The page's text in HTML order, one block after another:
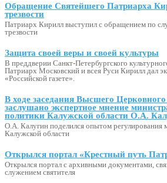
Обращение Святейшего Патриарха
трезвости
Патриарх Кирилл выступил с обращением по
трезвости
Защита своей веры и своей культуры
В преддверии Санкт-Петербургского
Патриарх Московский и всея Руси Кирилл дал
«Российской газете».
В ходе заседания Высшего
заслушано экспертное мнение
политики Калужской области О.А.
О.А. Калугин поделился опытом регулирования
Калужской области
Открылся портал «Крестный путь
Открылся портал с архивными документами,
служением святителя